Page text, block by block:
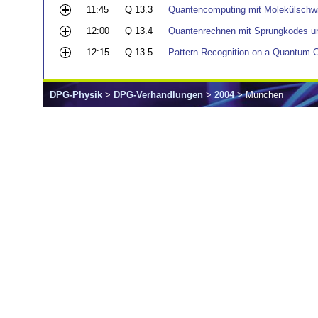
11:45 Q 13.3
Quantencomputing mit
12:00
Q 13.4
Quantenrechnen mit Sprungkodes
12:15
Q 13.5 Pattern Recognition on a Quantum
DPG-Physik > DPG-Verhandlungen > 2004> München